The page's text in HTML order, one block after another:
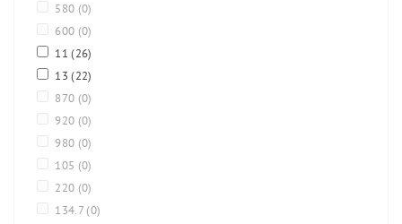
580 (0)
600 (0)
11(26)
13(22)
870 (0)
920 (0)
980 (0)
105 (0)
220 (0)
134.7 (0)